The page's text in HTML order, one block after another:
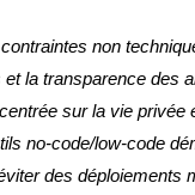
non
la transparence
sur la vie
no‑code/low‑code
des